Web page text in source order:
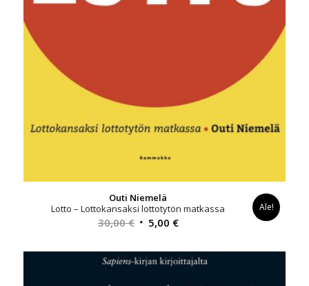
Outi Niemelä
Lotto – Lottokansaksi lottotytön matkassa
30,00€ Alkuperäinen
oli:
30,00 €.
5,00 €Nykyinen
on:
5,00 €.
Ale!